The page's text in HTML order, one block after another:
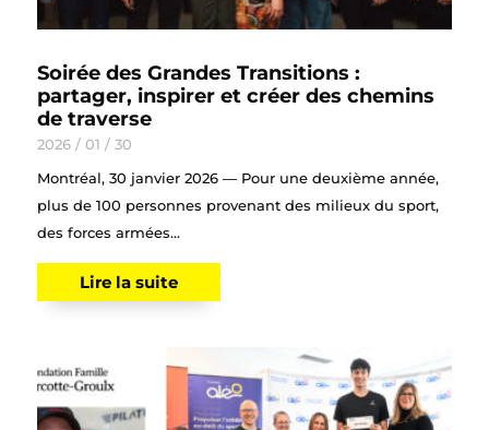
Soirée des Grandes Transitions :
partager, inspirer et créer des chemins
de traverse
2026 / 01 / 30
Montréal, 30 janvier 2026 — Pour une deuxième année,
plus de 100 personnes provenant des milieux du sport,
des forces armées...
Lire la suite